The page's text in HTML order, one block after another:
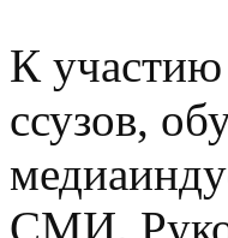
К участию
ссузов,